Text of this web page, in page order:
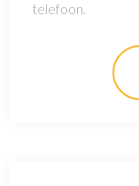
telefoon.